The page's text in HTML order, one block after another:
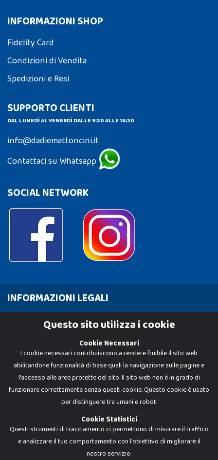
INFORMAZIONI SHOP
Fidelity Card
Condizioni di Vendita
Spedizioni e Resi
SUPPORTO CLIENTI
DAL LUNEDÌ AL VENERDÌ DALLE 9:30 ALLE 16:30
info@dadiemattoncini.it
Contattaci su Whatsapp
SOCIAL NETWORK
INFORMAZIONI LEGALI
Cookie Policy
Dadi e Mattoncini è un brand di Giocabene Srl. Ogni riproduzione o utilizzo non
Questo sito utilizza i cookie
Cookie Necessari
I cookie necessari contribuiscono a rendere fruibile il sito web
abilitandone funzionalità di base quali la navigazione sulle pagine e
l'accesso alle aree protette del sito. Il sito web non è in grado di
funzionare correttamente senza questi cookie. Questo cookie è usato
per distinguere tra umani e robot.
Cookie Statistici
Questi strumenti di tracciamento ci permettono di misurare il traffico
e analizzare il tuo comportamento con l'obiettivo di migliorare il
nostro servizio.